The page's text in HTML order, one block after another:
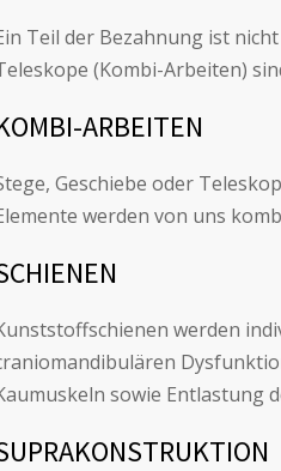
Teil der Bezahnung ist
(Kombi-Arbeiten)
ARBEITEN
Geschiebe oder
werden von uns
werden
sowie Entlastung